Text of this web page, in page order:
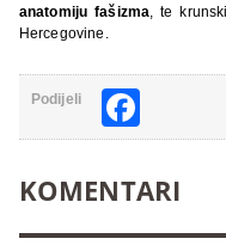
anatomiju fašizma, te
Hercegovine.
Podijeli
KOMENTARI